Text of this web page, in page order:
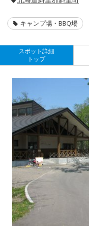
キャンプ場・BBQ場
スポット詳細
トップ